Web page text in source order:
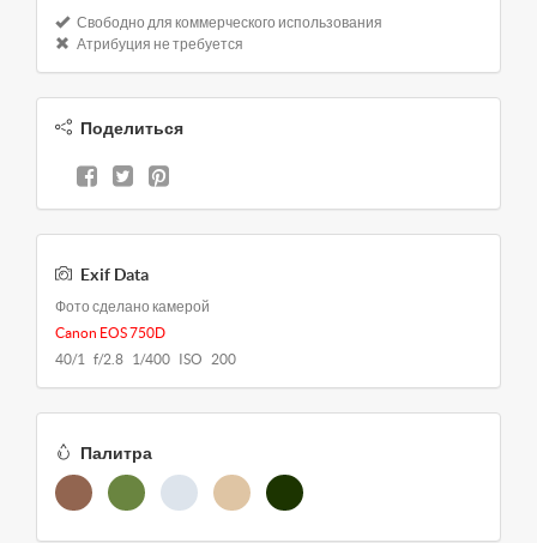
Свободно для коммерческого использования
Атрибуция не требуется
Поделиться
Exif Data
Фото сделано камерой
Canon EOS 750D
40/1 f/2.8 1/400 ISO 200
Палитра